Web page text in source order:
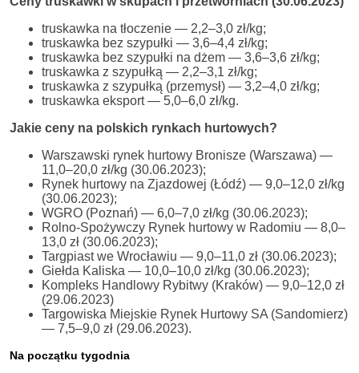
truskawka na tłoczenie — 2,2–3,0 zł/kg;
truskawka bez szypułki — 3,6–4,4 zł/kg;
truskawka bez szypułki na dżem — 3,6–3,6 zł/kg;
truskawka z szypułką — 2,2–3,1 zł/kg;
truskawka z szypułką (przemysł) — 3,2–4,0 zł/kg;
truskawka eksport — 5,0–6,0 zł/kg.
Jakie ceny na polskich rynkach hurtowych?
Warszawski rynek hurtowy Bronisze (Warszawa) —
11,0–20,0 zł/kg (30.06.2023);
Rynek hurtowy na Zjazdowej (Łódź) — 9,0–12,0 zł/kg
(30.06.2023);
WGRO (Poznań) — 6,0–7,0 zł/kg (30.06.2023);
Rolno-Spożywczy Rynek hurtowy w Radomiu — 8,0–
13,0 zł (30.06.2023);
Targpiast we Wrocławiu — 9,0–11,0 zł (30.06.2023);
Giełda Kaliska — 10,0–10,0 zł/kg (30.06.2023);
Kompleks Handlowy Rybitwy (Kraków) — 9,0–12,0 zł
(29.06.2023)
Targowiska Miejskie Rynek Hurtowy SA (Sandomierz)
— 7,5–9,0 zł (29.06.2023).
Na początku tygodnia